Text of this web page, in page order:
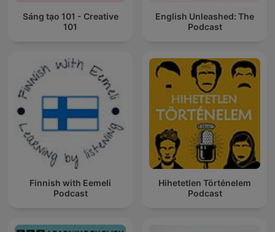
Sáng tạo 101 - Creative
101
English Unleashed: The
Podcast
Finnish with Eemeli
Podcast
Hihetetlen Történelem
Podcast